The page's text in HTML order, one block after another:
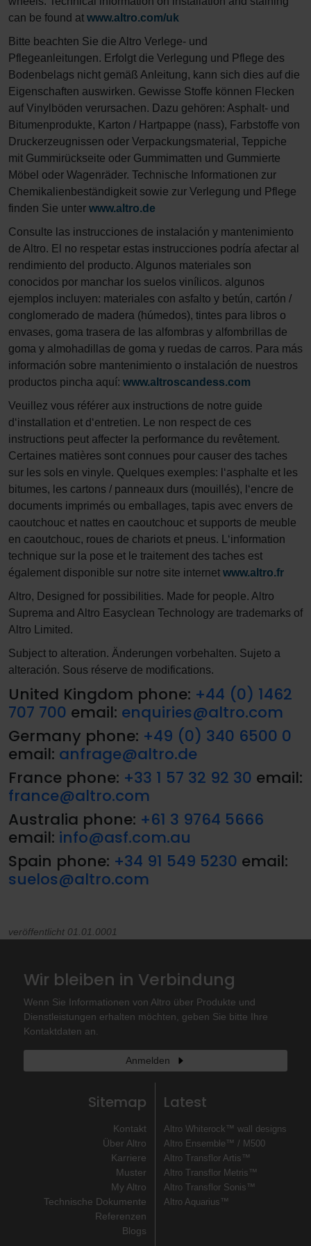
can be found at www.altro.com/uk
Bitte beachten Sie die Altro Verlege- und
Pflegeanleitungen. Erfolgt die Verlegung und Pflege des
Bodenbelags nicht gemäß Anleitung, kann sich dies auf die
Eigenschaften auswirken. Gewisse Stoffe können Flecken
auf Vinylböden verursachen. Dazu gehören: Asphalt- und
Bitumenprodukte, Karton / Hartpappe (nass), Farbstoffe von
Druckerzeugnissen oder Verpackungsmaterial, Teppiche
mit Gummirückseite oder Gummimatten und Gummierte
Möbel oder Wagenräder. Technische Informationen zur
Chemikalienbeständigkeit sowie zur Verlegung und Pflege
finden Sie unter www.altro.de
Consulte las instrucciones de instalación y mantenimiento
de Altro. El no respetar estas instrucciones podría afectar al
rendimiento del producto. Algunos materiales son
conocidos por manchar los suelos vinílicos. algunos
ejemplos incluyen: materiales con asfalto y betún, cartón /
conglomerado de madera (húmedos), tintes para libros o
envases, goma trasera de las alfombras y alfombrillas de
goma y almohadillas de goma y ruedas de carros. Para más
información sobre mantenimiento o instalación de nuestros
productos pincha aquí: www.altroscandess.com
Veuillez vous référer aux instructions de notre guide
d‘installation et d‘entretien. Le non respect de ces
instructions peut affecter la performance du revêtement.
Certaines matières sont connues pour causer des taches
sur les sols en vinyle. Quelques exemples: l‘asphalte et les
bitumes, les cartons / panneaux durs (mouillés), l‘encre de
documents imprimés ou emballages, tapis avec envers de
caoutchouc et nattes en caoutchouc et supports de meuble
en caoutchouc, roues de chariots et pneus. L‘information
technique sur la pose et le traitement des taches est
également disponible sur notre site internet www.altro.fr
Altro, Designed for possibilities. Made for people. Altro
Suprema and Altro Easyclean Technology are trademarks of
Altro Limited.
Subject to alteration. Änderungen vorbehalten. Sujeto a
alteración. Sous réserve de modifications.
United Kingdom phone: +44 (0) 1462
707 700 email: enquiries@altro.com
Germany phone: +49 (0) 340 6500 0
email: anfrage@altro.de
France phone: +33 1 57 32 92 30 email:
france@altro.com
Australia phone: +61 3 9764 5666
email: info@asf.com.au
Spain phone: +34 91 549 5230 email:
suelos@altro.com
veröffentlicht 01.01.0001
Wir bleiben in Verbindung
Wenn Sie Informationen von Altro über Produkte und
Dienstleistungen erhalten möchten, geben Sie bitte Ihre
Kontaktdaten an.
Anmelden
Sitemap
Kontakt
Über Altro
Karriere
Muster
My Altro
Technische Dokumente
Referenzen
Blogs
Latest
Altro Whiterock™ wall designs
Altro Ensemble™ / M500
Altro Transflor Artis™
Altro Transflor Metris™
Altro Transflor Sonis™
Altro Aquarius™